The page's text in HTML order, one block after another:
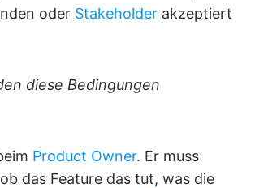
oder Stakeholder akzeptiert
diese Bedingungen
Product Owner. Er muss
das Feature das tut, was die